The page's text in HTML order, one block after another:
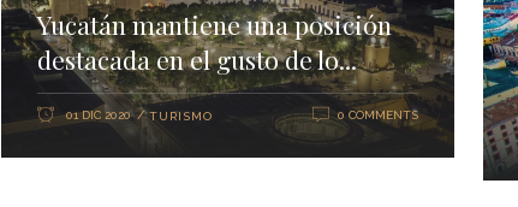
Yucatán mantiene una posición
destacada en el gusto de lo...
01 DIC 2020 TURISMO 0 COMMENTS